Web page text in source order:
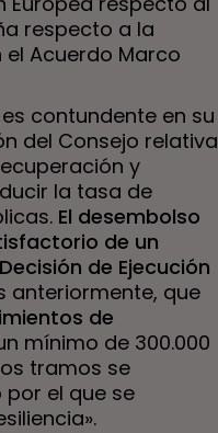
respecto a la
Acuerdo Marco
contundente en su
del Consejo relativa
y
la tasa de
El desembolso
de un
de Ejecución
anteriormente, que
de
mínimo de 300.000
tramos se
el que se